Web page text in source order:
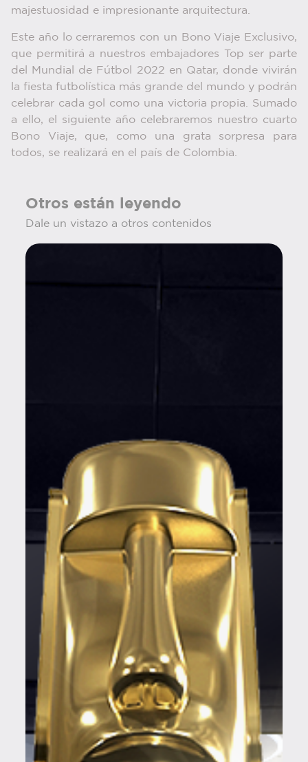
majestuosidad e impresionante arquitectura.
Este año lo cerraremos con un Bono Viaje Exclusivo,
que permitirá a nuestros embajadores Top ser parte
del Mundial de Fútbol 2022 en Qatar, donde vivirán
la fiesta futbolística más grande del mundo y podrán
celebrar cada gol como una victoria propia. Sumado
a ello, el siguiente año celebraremos nuestro cuarto
Bono Viaje, que, como una grata sorpresa para
todos, se realizará en el país de Colombia.
Otros están leyendo
Dale un vistazo a otros contenidos